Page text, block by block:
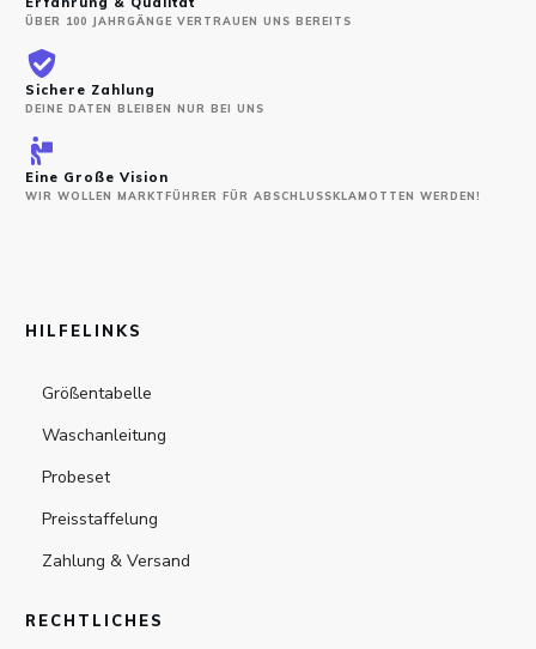
ÜBER 100 JAHRGÄNGE VERTRAUEN UNS BEREITS
Sichere Zahlung
DEINE DATEN BLEIBEN NUR BEI UNS
Eine Große Vision
WIR WOLLEN MARKTFÜHRER FÜR ABSCHLUSSKLAMOTTEN WERDEN!
HILFELINKS
Größentabelle
Waschanleitung
Probeset
Preisstaffelung
Zahlung & Versand
RECHTLICHES